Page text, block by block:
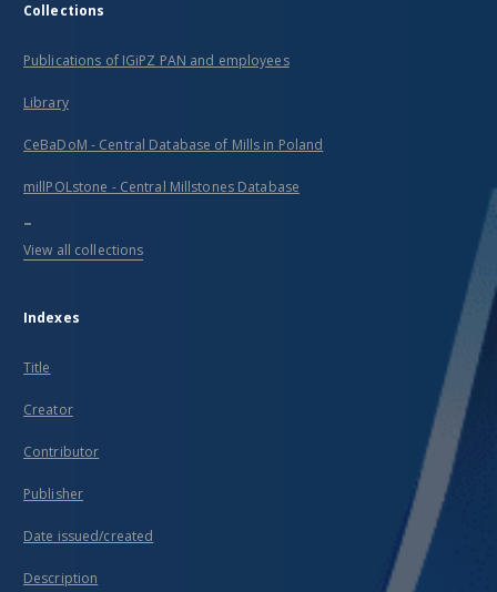
Collections
Publications of IGiPZ PAN and employees
Library
CeBaDoM - Central Database of Mills in Poland
millPOLstone - Central Millstones Database
...
View all collections
Indexes
Title
Creator
Contributor
Publisher
Date issued/created
Description